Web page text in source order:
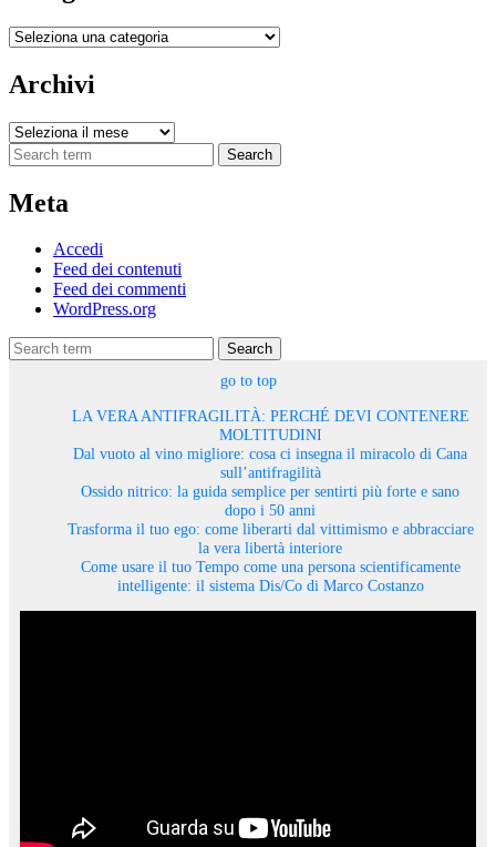
Categorie
Archivi
Archivi
Search
Meta
Accedi
Feed dei contenuti
Feed dei commenti
WordPress.org
Search
go to top
LA VERA ANTIFRAGILITÀ: PERCHÉ DEVI CONTENERE
MOLTITUDINI
Dal vuoto al vino migliore: cosa ci insegna il miracolo di Cana
sull’antifragilità
Ossido nitrico: la guida semplice per sentirti più forte e sano
dopo i 50 anni
Trasforma il tuo ego: come liberarti dal vittimismo e abbracciare
la vera libertà interiore
Come usare il tuo Tempo come una persona scientificamente
intelligente: il sistema Dis/Co di Marco Costanzo